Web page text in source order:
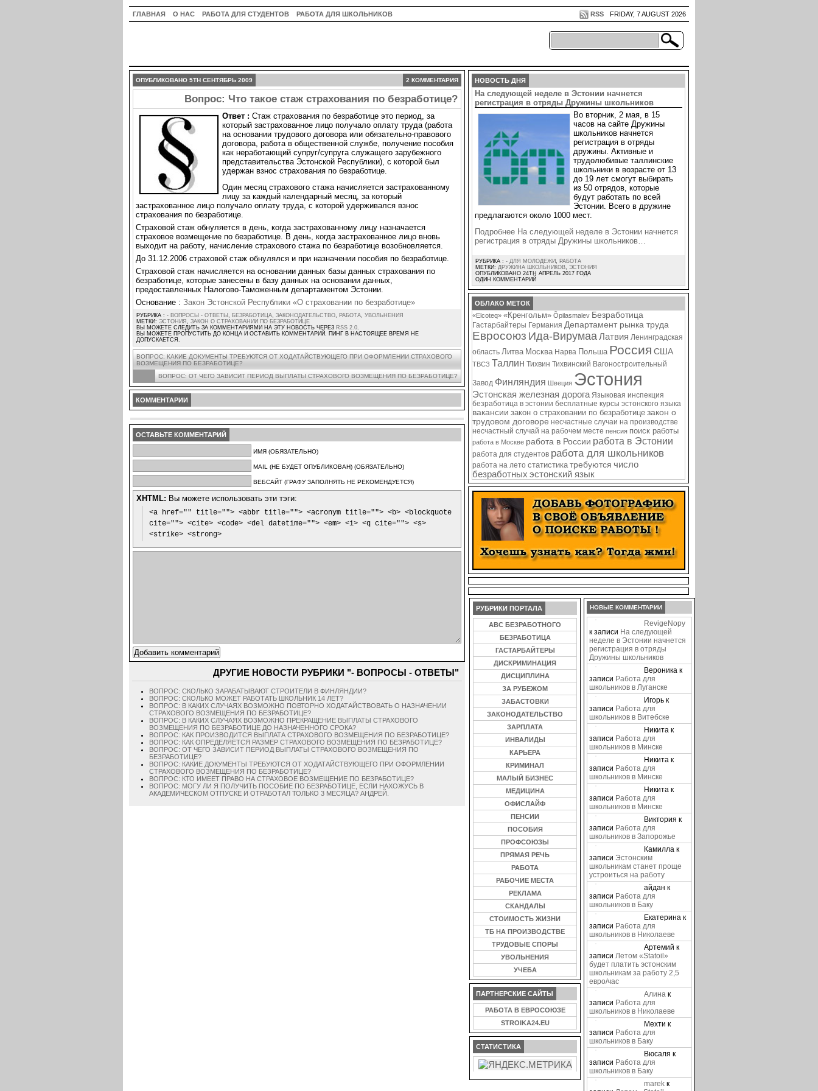
ГЛАВНАЯ О НАС РАБОТА ДЛЯ СТУДЕНТОВ РАБОТА ДЛЯ ШКОЛЬНИКОВ FRIDAY, 7 AUGUST 2026
RSS
ОПУБЛИКОВАНО 5TH СЕНТЯБРЬ 2009 2 КОММЕНТАРИЯ
Вопрос: Что такое стаж страхования по безработице?
Ответ : Стаж страхования по безработице это период, за
который застрахованное лицо получало оплату труда (работа
на основании трудового договора или обязательно-правового
договора, работа в общественной службе, получение пособия
как неработающий супруг/супруга служащего зарубежного
представительства Эстонской Республики), с которой был
удержан взнос страхования по безработице.
Один месяц страхового стажа начисляется застрахованному
лицу за каждый календарный месяц, за который
застрахованное лицо получало оплату труда, с которой удерживался взнос
страхования по безработице.
Страховой стаж обнуляется в день, когда застрахованному лицу назначается
страховое возмещение по безработице. В день, когда застрахованное лицо вновь
выходит на работу, начисление страхового стажа по безработице возобновляется.
До 31.12.2006 страховой стаж обнулялся и при назначении пособия по безработице.
Страховой стаж начисляется на основании данных базы данных страхования по
безработице, которые занесены в базу данных на основании данных,
предоставленных Налогово-Таможенным департаментом Эстонии.
Основание : Закон Эстонской Республики «О страховании по безработице»
РУБРИКА : - ВОПРОСЫ - ОТВЕТЫ , БЕЗРАБОТИЦА, ЗАКОНОДАТЕЛЬСТВО, РАБОТА, УВОЛЬНЕНИЯ
МЕТКИ: ЭСТОНИЯ , ЗАКОН О СТРАХОВАНИИ ПО БЕЗРАБОТИЦЕ
ВЫ МОЖЕТЕ СЛЕДИТЬ ЗА КОММЕНТАРИЯМИ НА ЭТУ НОВОСТЬ ЧЕРЕЗ RSS 2.0.
ВЫ МОЖЕТЕ ПРОПУСТИТЬ ДО КОНЦА И ОСТАВИТЬ КОММЕНТАРИЙ. ПИНГ В НАСТОЯЩЕЕ ВРЕМЯ НЕ
ДОПУСКАЕТСЯ.
ВОПРОС: КАКИЕ ДОКУМЕНТЫ ТРЕБУЮТСЯ ОТ ХОДАТАЙСТВУЮЩЕГО ПРИ ОФОРМЛЕНИИ СТРАХОВОГО
ВОЗМЕЩЕНИЯ ПО БЕЗРАБОТИЦЕ?
ВОПРОС: ОТ ЧЕГО ЗАВИСИТ ПЕРИОД ВЫПЛАТЫ СТРАХОВОГО ВОЗМЕЩЕНИЯ ПО БЕЗРАБОТИЦЕ?
КОММЕНТАРИИ
ОСТАВЬТЕ КОММЕНТАРИЙ
ИМЯ (ОБЯЗАТЕЛЬНО)
MAIL (НЕ БУДЕТ ОПУБЛИКОВАН) (ОБЯЗАТЕЛЬНО)
ВЕБСАЙТ (ГРАФУ ЗАПОЛНЯТЬ НЕ РЕКОМЕНДУЕТСЯ)
XHTML: Вы можете использовать эти тэги:
<a href="" title=""> <abbr title=""> <acronym title=""> <b> <blockquote
cite=""> <cite> <code> <del datetime=""> <em> <i> <q cite=""> <s>
<strike> <strong>
ДРУГИЕ НОВОСТИ РУБРИКИ "- ВОПРОСЫ - ОТВЕТЫ"
ВОПРОС: СКОЛЬКО ЗАРАБАТЫВАЮТ СТРОИТЕЛИ В ФИНЛЯНДИИ?
ВОПРОС: СКОЛЬКО МОЖЕТ РАБОТАТЬ ШКОЛЬНИК 14 ЛЕТ?
ВОПРОС: В КАКИХ СЛУЧАЯХ ВОЗМОЖНО ПОВТОРНО ХОДАТАЙСТВОВАТЬ О НАЗНАЧЕНИИ
СТРАХОВОГО ВОЗМЕЩЕНИЯ ПО БЕЗРАБОТИЦЕ?
ВОПРОС: В КАКИХ СЛУЧАЯХ ВОЗМОЖНО ПРЕКРАЩЕНИЕ ВЫПЛАТЫ СТРАХОВОГО
ВОЗМЕЩЕНИЯ ПО БЕЗРАБОТИЦЕ ДО НАЗНАЧЕННОГО СРОКА?
ВОПРОС: КАК ПРОИЗВОДИТСЯ ВЫПЛАТА СТРАХОВОГО ВОЗМЕЩЕНИЯ ПО БЕЗРАБОТИЦЕ?
ВОПРОС: КАК ОПРЕДЕЛЯЕТСЯ РАЗМЕР СТРАХОВОГО ВОЗМЕЩЕНИЯ ПО БЕЗРАБОТИЦЕ?
ВОПРОС: ОТ ЧЕГО ЗАВИСИТ ПЕРИОД ВЫПЛАТЫ СТРАХОВОГО ВОЗМЕЩЕНИЯ ПО
БЕЗРАБОТИЦЕ?
ВОПРОС: КАКИЕ ДОКУМЕНТЫ ТРЕБУЮТСЯ ОТ ХОДАТАЙСТВУЮЩЕГО ПРИ ОФОРМЛЕНИИ
СТРАХОВОГО ВОЗМЕЩЕНИЯ ПО БЕЗРАБОТИЦЕ?
ВОПРОС: КТО ИМЕЕТ ПРАВО НА СТРАХОВОЕ ВОЗМЕЩЕНИЕ ПО БЕЗРАБОТИЦЕ?
ВОПРОС: МОГУ ЛИ Я ПОЛУЧИТЬ ПОСОБИЕ ПО БЕЗРАБОТИЦЕ, ЕСЛИ НАХОЖУСЬ В
АКАДЕМИЧЕСКОМ ОТПУСКЕ И ОТРАБОТАЛ ТОЛЬКО 3 МЕСЯЦА? АНДРЕЙ.
НОВОСТЬ ДНЯ
На следующей неделе в Эстонии начнется
регистрация в отряды Дружины школьников
Во вторник, 2 мая, в 15
часов на сайте Дружины
школьников начнется
регистрация в отряды
дружины. Активные и
трудолюбивые таллинские
школьники в возрасте от 13
до 19 лет смогут выбирать
из 50 отрядов, которые
будут работать по всей
Эстонии. Всего в дружине
предлагаются около 1000 мест.
Подробнее На следующей неделе в Эстонии начнется
регистрация в отряды Дружины школьников…
РУБРИКА : - ДЛЯ МОЛОДЕЖИ, РАБОТА
МЕТКИ: ДРУЖИНА ШКОЛЬНИКОВ, ЭСТОНИЯ
ОПУБЛИКОВАНО 24TH АПРЕЛЬ 2017 ГОДА
ОДИН КОММЕНТАРИЙ
ОБЛАКО МЕТОК
«Elcoteq» «Кренгольм» Õpilasmalev Безработица
Гастарбайтеры Германия Департамент рынка труда
Евросоюз Ида-ВирумааЛатвия Ленинградская
область Литва Москва Нарва Польша Россия США
ТВСЗ Таллин Тихвин Тихвинский Вагоностроительный
Завод Финляндия Швеция Эстония
Эстонская железная дорога Языковая инспекция
безработица в эстонии бесплатные курсы эстонского языка
вакансии закон о страховании по безработице закон о
трудовом договоре несчастные случаи на производстве
несчастный случай на рабочем месте пенсия поиск работы
работа в Москве работа в России работа в Эстонии
работа для студентов работа для школьников
работа на лето статистика требуются число
безработных эстонский язык
НОВЫЕ КОММЕНТАРИИ
RevigeNopy
к записи На следующей
неделе в Эстонии начнется
регистрация в отряды
Дружины школьников
Вероника к
записи Работа для
школьников в Луганске
Игорь к
записи Работа для
школьников в Витебске
Никита к
записи Работа для
школьников в Минске
Никита к
записи Работа для
школьников в Минске
Никита к
записи Работа для
школьников в Минске
Виктория к
записи Работа для
школьников в Запорожье
Камилла к
записи Эстонским
школьникам станет проще
устроиться на работу
айдан к
записи Работа для
школьников в Баку
Екатерина к
записи Работа для
школьников в Николаеве
Артемий к
записи Летом «Statoil»
будет платить эстонским
школьникам за работу 2,5
евро/час
Алина к
записи Работа для
школьников в Николаеве
Мехти к
записи Работа для
школьников в Баку
Вюсаля к
записи Работа для
школьников в Баку
marek к
РУБРИКИ ПОРТАЛА
ABC БЕЗРАБОТНОГО
БЕЗРАБОТИЦА
ГАСТАРБАЙТЕРЫ
ДИСКРИМИНАЦИЯ
ДИСЦИПЛИНА
ЗА РУБЕЖОМ
ЗАБАСТОВКИ
ЗАКОНОДАТЕЛЬСТВО
ЗАРПЛАТА
ИНВАЛИДЫ
КАРЬЕРА
КРИМИНАЛ
МАЛЫЙ БИЗНЕС
МЕДИЦИНА
ОФИСЛАЙФ
ПЕНСИИ
ПОСОБИЯ
ПРОФСОЮЗЫ
ПРЯМАЯ РЕЧЬ
РАБОТА
РАБОЧИЕ МЕСТА
РЕКЛАМА
СКАНДАЛЫ
СТОИМОСТЬ ЖИЗНИ
ТБ НА ПРОИЗВОДСТВЕ
ТРУДОВЫЕ СПОРЫ
УВОЛЬНЕНИЯ
УЧЕБА
ПАРТНЕРСКИЕ САЙТЫ
РАБОТА В ЕВРОСОЮЗЕ
STROIKA24.EU
СТАТИСТИКА